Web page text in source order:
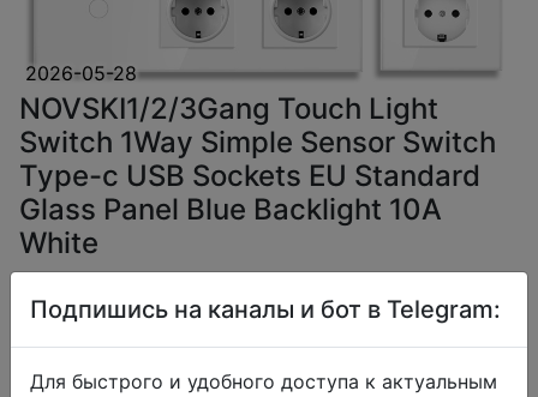
2026-05-28
NOVSKI1/2/3Gang Touch Light
Switch 1Way Simple Sensor Switch
Type-c USB Sockets EU Standard
Glass Panel Blue Backlight 10A
White
$3.05
Подпишись на каналы и бот в Telegram:
Для быстрого и удобного доступа к актуальным